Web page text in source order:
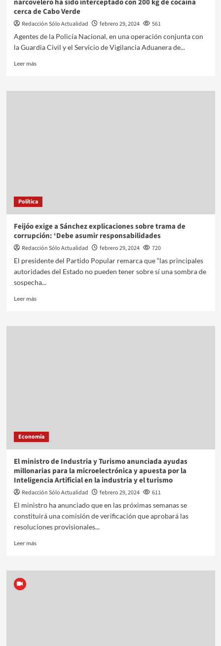
narcovelero ha sido interceptado con 200 kg de cocaína
cerca de Cabo Verde
Redacción Sólo Actualidad febrero 29, 2024
561
Agentes de la Policía Nacional, en una operación conjunta con
la Guardia Civil y el Servicio de Vigilancia Aduanera de...
Leer más
Política
Feijóo exige a Sánchez explicaciones sobre trama de
corrupción: ‘Debe asumir responsabilidades
Redacción Sólo Actualidad febrero 29, 2024
720
El presidente del Partido Popular remarca que “las principales
autoridades del Estado no pueden tener sobre sí una sombra de
sospecha...
Leer más
Economía
El ministro de Industria y Turismo anunciada ayudas
millonarias para la microelectrónica y apuesta por la
Inteligencia Artificial en la industria y el turismo
Redacción Sólo Actualidad febrero 29, 2024
611
El ministro ha anunciado que en las próximas semanas se
constituirá una comisión de verificación que aprobará las
resoluciones provisionales...
Leer más